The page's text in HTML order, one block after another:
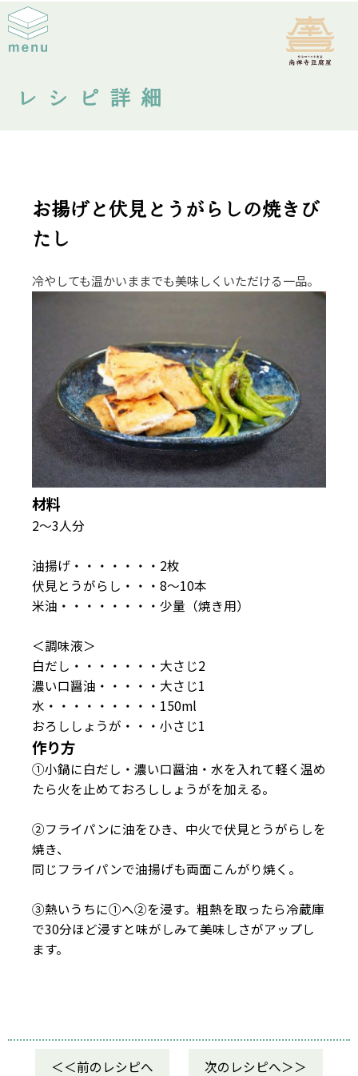
レシピ詳細
お揚げと伏見とうがらしの焼きび
たし
冷やしても温かいままでも美味しくいただける一品。
材料
2〜3人分
油揚げ・・・・・・・2枚
伏見とうがらし・・・8〜10本
米油・・・・・・・・少量（焼き用）
＜調味液＞
白だし・・・・・・・大さじ2
濃い口醤油・・・・・大さじ1
水・・・・・・・・・150ml
おろししょうが・・・小さじ1
作り方
①小鍋に白だし・濃い口醤油・水を入れて軽く温め
たら火を止めておろししょうがを加える。
②フライパンに油をひき、中火で伏見とうがらしを
焼き、
同じフライパンで油揚げも両面こんがり焼く。
③熱いうちに①へ②を浸す。粗熱を取ったら冷蔵庫
で30分ほど浸すと味がしみて美味しさがアップし
ます。
前のレシピへ 次のレシピへ